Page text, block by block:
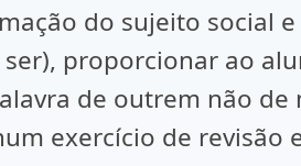
do sujeito social
proporcionar ao
de outrem não
exercício de revisão